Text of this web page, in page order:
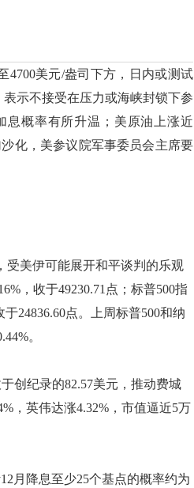
美元/盎司下方，日内或测试
示不接受在压力或海峡封锁下参
息概率有所升温；美原油上涨近
化，美参议院军事委员会主席要
美伊可能展开和平谈判的乐观
，收于49230.71点；标普500指
24836.60点。上周标普500和纳
。
创纪录的82.57美元，推动费城
，英伟达涨4.32%，市值逼近5万
降息至少25个基点的概率约为